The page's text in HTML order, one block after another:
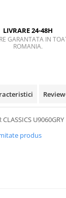
LIVRARE 24-48H
GARANTATA IN
ROMANIA.
U9060GRY
produs